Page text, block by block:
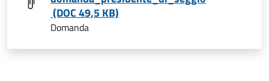
(DOC 49,5 KB)
Domanda